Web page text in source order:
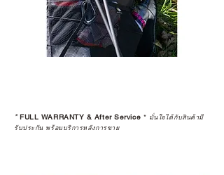
*FULL WARRANTY & After Service * มั่นใจได้กับสินค้ามี
รับประกัน พร้อมบริการหลังการขาย